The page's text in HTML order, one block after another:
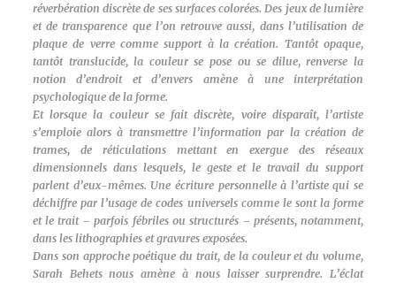
réverbération discrète de ses surfaces colorées. Des jeux de lumière
et de transparence que l’on retrouve aussi, dans l’utilisation de
plaque de verre comme support à la création. Tantôt opaque,
tantôt translucide, la couleur se pose ou se dilue, renverse la
notion d’endroit et d’envers amène à une interprétation
psychologique de la forme.
Et lorsque la couleur se fait discrète, voire disparaît, l’artiste
s’emploie alors à transmettre l’information par la création de
trames, de réticulations mettant en exergue des réseaux
dimensionnels dans lesquels, le geste et le travail du support
parlent d’eux-mêmes. Une écriture personnelle à l’artiste qui se
déchiffre par l’usage de codes universels comme le sont la forme
et le trait – parfois fébriles ou structurés – présents, notamment,
dans les lithographies et gravures exposées.
Dans son approche poétique du trait, de la couleur et du volume,
Sarah Behets nous amène à nous laisser surprendre. L’éclat